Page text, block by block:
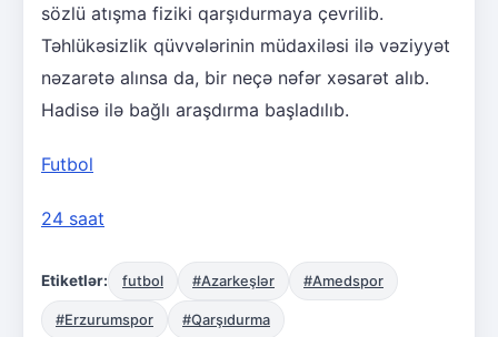
sözlü atışma fiziki qarşıdurmaya çevrilib.
Təhlükəsizlik qüvvələrinin müdaxiləsi ilə vəziyyət
nəzarətə alınsa da, bir neçə nəfər xəsarət alıb.
Hadisə ilə bağlı araşdırma başladılıb.
Futbol
24 saat
Etiketlər: futbol #Azarkeşlər #Amedspor
#Erzurumspor #Qarşıdurma